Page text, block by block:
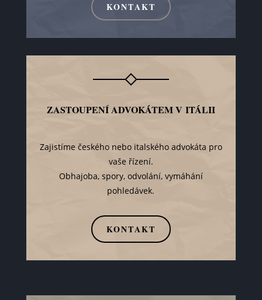
KONTAKT
ZASTOUPENÍ ADVOKÁTEM V ITÁLII
Zajistíme českého nebo italského advokáta pro
vaše řízení.
Obhajoba, spory, odvolání, vymáhání
pohledávek.
KONTAKT